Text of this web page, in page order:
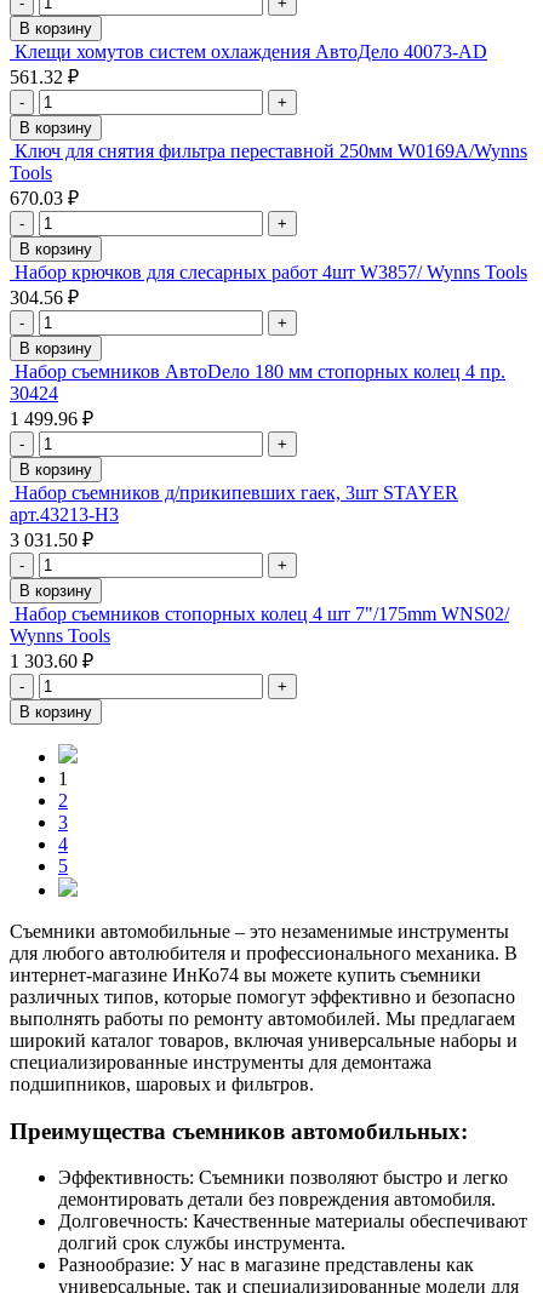
В корзину
Клещи хомутов систем охлаждения АвтоДело 40073-АD
561.32 ₽
-
+
В корзину
Ключ для снятия фильтра переставной 250мм W0169А/Wynns
Tools
670.03 ₽
-
+
В корзину
Набор крючков для слесарных работ 4шт W3857/ Wynns Tools
304.56 ₽
-
+
В корзину
Набор съемников АвтоDело 180 мм стопорных колец 4 пр.
30424
1 499.96 ₽
-
+
В корзину
Набор съемников д/прикипевших гаек, 3шт STAYER
арт.43213-H3
3 031.50 ₽
-
+
В корзину
Набор съемников стопорных колец 4 шт 7"/175mm WNS02/
Wynns Tools
1 303.60 ₽
-
+
В корзину
1
2
3
4
5
Съемники автомобильные – это незаменимые инструменты
для любого автолюбителя и профессионального механика. В
интернет-магазине ИнКо74 вы можете купить съемники
различных типов, которые помогут эффективно и безопасно
выполнять работы по ремонту автомобилей. Мы предлагаем
широкий каталог товаров, включая универсальные наборы и
специализированные инструменты для демонтажа
подшипников, шаровых и фильтров.
Преимущества съемников автомобильных:
Эффективность: Съемники позволяют быстро и легко
демонтировать детали без повреждения автомобиля.
Долговечность: Качественные материалы обеспечивают
долгий срок службы инструмента.
Разнообразие: У нас в магазине представлены как
универсальные, так и специализированные модели для